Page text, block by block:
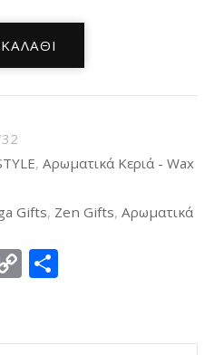
, Αρωματικά Κεριά - Wax
Gifts, Zen Gifts, Αρωματικά
Copy